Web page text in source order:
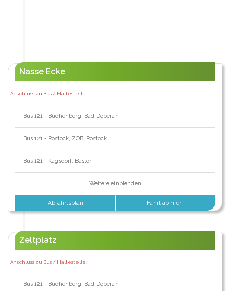
Nasse Ecke
Anschluss zu Bus / Haltestelle:
Bus 121 - Buchenberg, Bad Doberan
Bus 121 - Rostock, ZOB, Rostock
Bus 121 - Kägsdorf, Bastorf
Weitere einblenden
Abfahrtsplan Fahrt ab hier
Zeltplatz
Anschluss zu Bus / Haltestelle:
Bus 121 - Buchenberg, Bad Doberan